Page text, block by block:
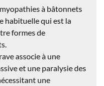
à bâtonnets
habituelle qui est la
formes de
associe à une
et une paralysie des
une